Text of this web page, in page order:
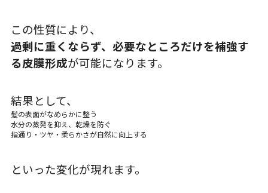
この性質により、
過剰に重くならず、必要なところだけを補強す
る皮膜形成が可能になります。
結果として、
髪の表面がなめらかに整う
水分の蒸発を抑え、乾燥を防ぐ
指通り・ツヤ・柔らかさが自然に向上する
といった変化が現れます。